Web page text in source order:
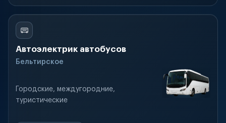
Автоэлектрик автобусов
Бельтирское
Городские, междугородние,
туристические